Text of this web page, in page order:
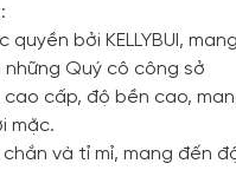
bởi KELLYBUI,
Quý cô công sở
cấp, độ bền cao,
mặc.
và tỉ mỉ, mang đến